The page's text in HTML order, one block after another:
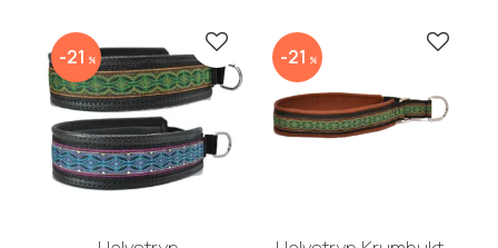
21 % Lägg till i favoriter
21 % Lägg